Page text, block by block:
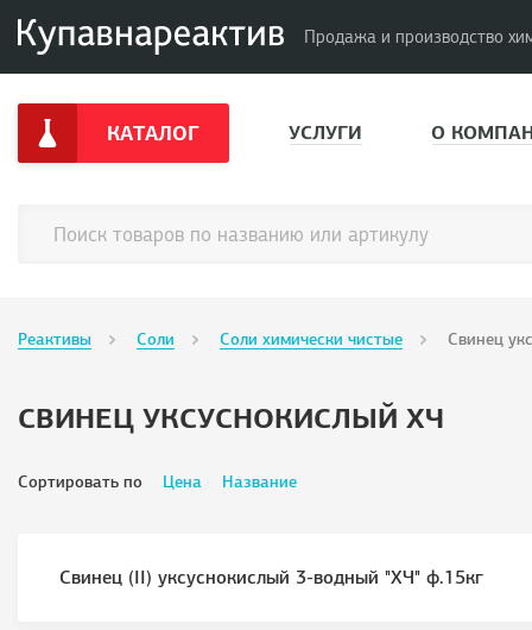
Продажа и производство
КАТАЛОГ УСЛУГИ О
Реактивы Соли Соли химически чистые Свинец
СВИНЕЦ УКСУСНОКИСЛЫЙ ХЧ
Сортировать по Цена Название
Свинец (II) уксуснокислый 3-водный "ХЧ" ф.15кг